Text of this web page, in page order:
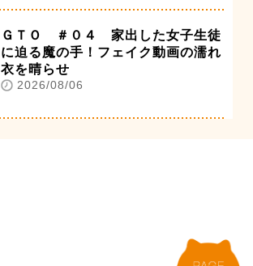
ＧＴＯ ＃０４ 家出した女子生徒
に迫る魔の手！フェイク動画の濡れ
衣を晴らせ
2026/08/06